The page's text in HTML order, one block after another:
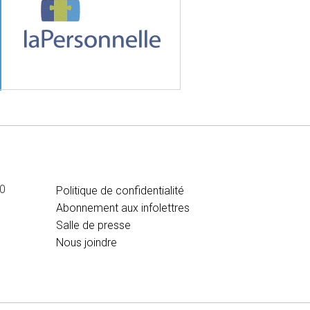
Politique de confidentialité
Abonnement aux infolettres
Salle de presse
Nous joindre